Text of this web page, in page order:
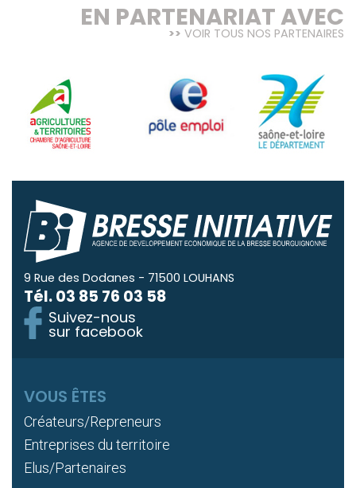
EN PARTENARIAT AVEC
VOIR TOUS NOS PARTENAIRES
9 Rue des Dodanes - 71500 LOUHANS
Tél.03 85 76 03 58
Suivez-nous
sur facebook
VOUS ÊTES
Créateurs/Repreneurs
Entreprises du territoire
Elus/Partenaires